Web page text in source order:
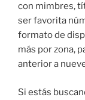
con mimbres,
ser favorita
formato de
más por zona,
anterior a
Si estás